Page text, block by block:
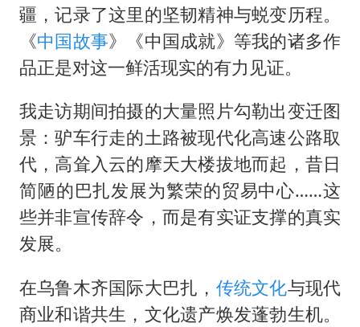
首次证实！“胶球”存在
奋进开新局 实干挑大梁
疆，记录了这里的坚韧精神与蜕变历程。
《中国故事》《中国成就》等我的诸多作
品正是对这一鲜活现实的有力见证。
我走访期间拍摄的大量照片勾勒出变迁图
景：驴车行走的土路被现代化高速公路取
代，高耸入云的摩天大楼拔地而起，昔日
简陋的巴扎发展为繁荣的贸易中心……这
些并非宣传辞令，而是有实证支撑的真实
发展。
在乌鲁木齐国际大巴扎， 传统文化与现代
商业和谐共生，文化遗产焕发蓬勃生机。